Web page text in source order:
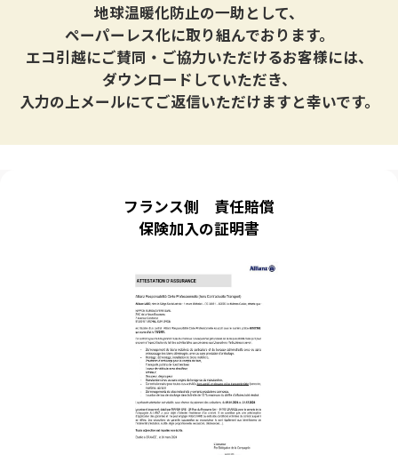
地球温暖化防止の一助として、
ペーパーレス化に取り組んでおります。
エコ引越にご賛同・ご協力いただけるお客様には、
ダウンロードしていただき、
入力の上メールにてご返信いただけますと幸いです。
フランス側 責任賠償
保険加入の証明書